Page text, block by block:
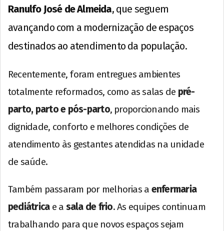
Ranulfo José de Almeida, que seguem
avançando com a modernização de espaços
destinados ao atendimento da população.
Recentemente, foram entregues ambientes
totalmente reformados, como as salas de pré-
parto, parto e pós-parto, proporcionando mais
dignidade, conforto e melhores condições de
atendimento às gestantes atendidas na unidade
de saúde.
Também passaram por melhorias a enfermaria
pediátricae a sala de frio. As equipes continuam
trabalhando para que novos espaços sejam